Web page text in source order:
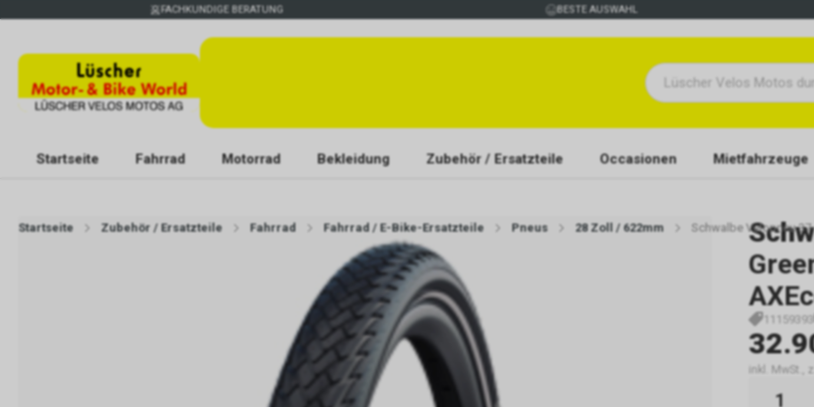
FACHKUNDIGE BERATUNG BESTE AUSWAHL
Startseite Fahrrad Motorrad Bekleidung Zubehör / Ersatzteile Occasionen Mietfahrzeuge
Startseite Zubehör / Ersatzteile Fahrrad Fahrrad / E-Bike-Ersatzteile Pneus 28 Zoll / 622mm Schwalbe Velopneu
11159393
inkl. MwSt.,